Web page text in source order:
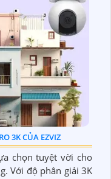
3K CỦA EZVIZ
chọn tuyệt vời cho
Với độ phân giải 3K